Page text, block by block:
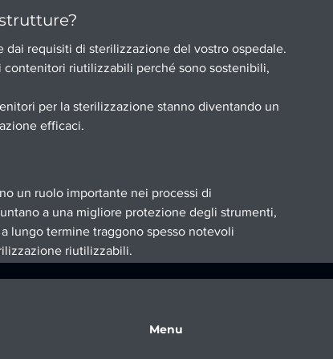
dai requisiti di sterilizzazione del vostro ospedale.
riutilizzabili perché sono sostenibili,
per la sterilizzazione stanno diventando un
efficaci.
un ruolo importante nei processi di
a una migliore protezione degli strumenti,
lungo termine traggono spesso notevoli
riutilizzabili.
Menu